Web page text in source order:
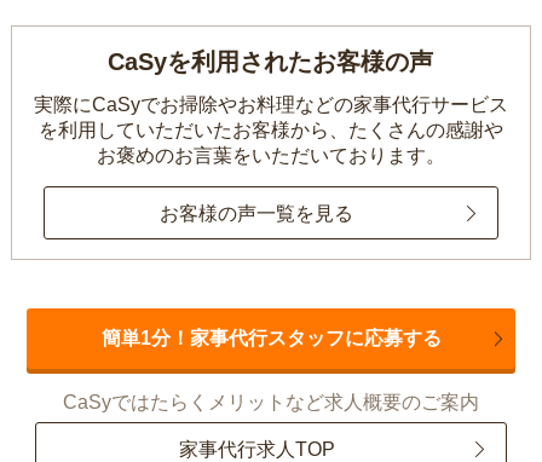
CaSyを利用されたお客様の声
実際にCaSyでお掃除やお料理などの家事代行サービス
を利用していただいたお客様から、 たくさんの感謝や
お褒めのお言葉をいただいております。
お客様の声一覧を見る
簡単1分！家事代行スタッフに応募する
CaSyではたらくメリットなど求人概要のご案内
家事代行求人TOP